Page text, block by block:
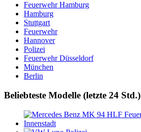
Feuerwehr Hamburg
Hamburg
Stuttgart
Feuerwehr
Hannover
Polizei
Feuerwehr Düsseldorf
München
Berlin
Beliebteste Modelle (letzte 24 Std.)